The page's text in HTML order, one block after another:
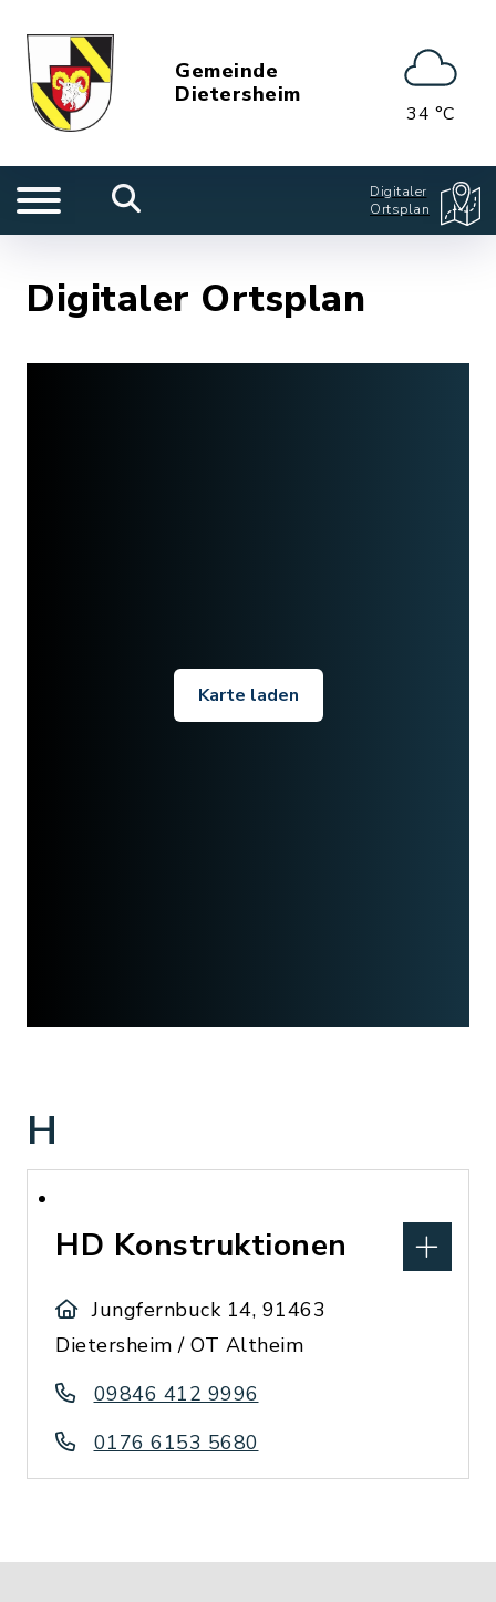
Gemeinde
Dietersheim
34 °C
Digitaler
Ortsplan
Digitaler Ortsplan
Karte laden
H
HD Konstruktionen
Jungfernbuck 14, 91463
Dietersheim / OT Altheim
09846 412 9996
0176 6153 5680